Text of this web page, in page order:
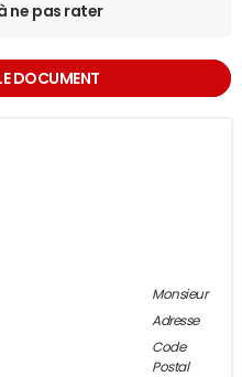
ne pas rater
DOCUMENT
Monsieur
Adresse
Code
Postal